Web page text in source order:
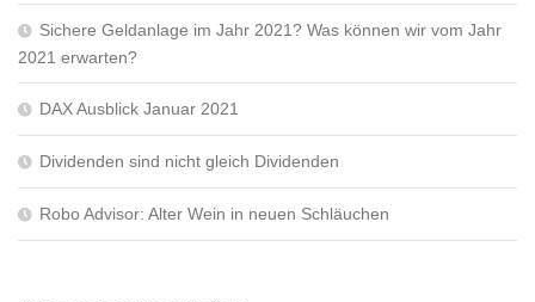
Sichere Geldanlage im Jahr 2021? Was können wir vom Jahr
2021 erwarten?
DAX Ausblick Januar 2021
Dividenden sind nicht gleich Dividenden
Robo Advisor: Alter Wein in neuen Schläuchen